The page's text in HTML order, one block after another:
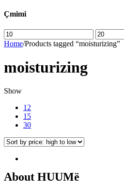
Çmimi
Min
price
Max
price
Home/Products tagged “moisturizing”
moisturizing
Show
12
15
30
About HUUMë